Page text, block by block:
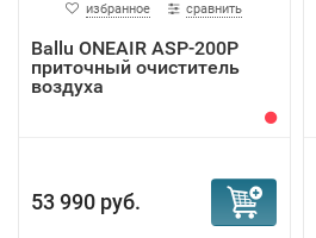
избранное сравнить
Ballu ONEAIR ASP-200P
приточный очиститель
воздуха
53 990 руб.